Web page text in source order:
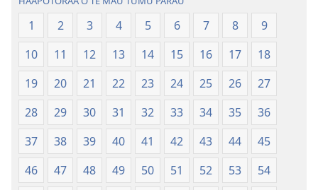
o
ao
apî
Te
Bibilia,
Huriraa
ao
apî
1 2 3 4 5 6 7 8
9
10
11 12 13 14 15 16 17
18
19
20 21 22 23 24 25 26
27
28
29 30 31 32 33 34 35
36
37
38 39 40 41 42 43 44
45
46
47 48 49 50 51 52 53
54